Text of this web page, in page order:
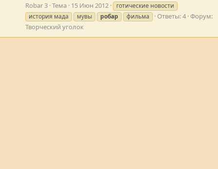
Robar 3 Тема 15 Июн 2012
готические новости
история мада
мувы робар фильма Ответы: 4 Форум:
Творческий уголок